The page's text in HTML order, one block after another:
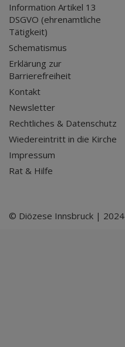
Information Artikel 13
DSGVO (ehrenamtliche
Tätigkeit)
Schematismus
Erklärung zur
Barrierefreiheit
Kontakt
Newsletter
Rechtliches & Datenschutz
Wiedereintritt in die Kirche
Impressum
Rat & Hilfe
© Diözese Innsbruck | 2024